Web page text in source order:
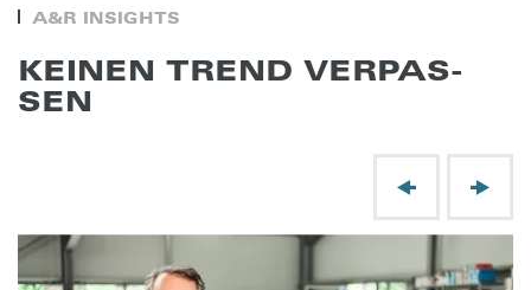
A&R INSIGHTS
KEINEN TREND VERPAS­
SEN